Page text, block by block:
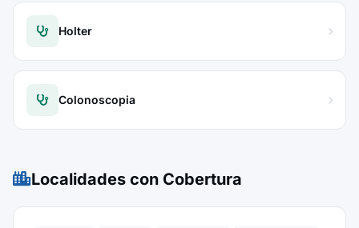
Holter
Colonoscopia
Localidades con Cobertura